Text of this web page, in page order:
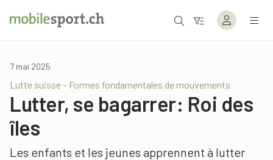
7 mai 2025
Lutte suisse – Formes fondamentales de mouvements
Lutter, se bagarrer: Roi des
îles
Les enfants et les jeunes apprennent à lutter